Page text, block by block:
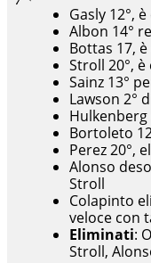
Gasly 12°,
Albon 14°
Bottas 17,
Stroll 20°,
Sainz 13°
Lawson 2°
Bortoleto
Perez 20°,
Alonso
Stroll
Colapinto
veloce con
Eliminati:
Stroll,